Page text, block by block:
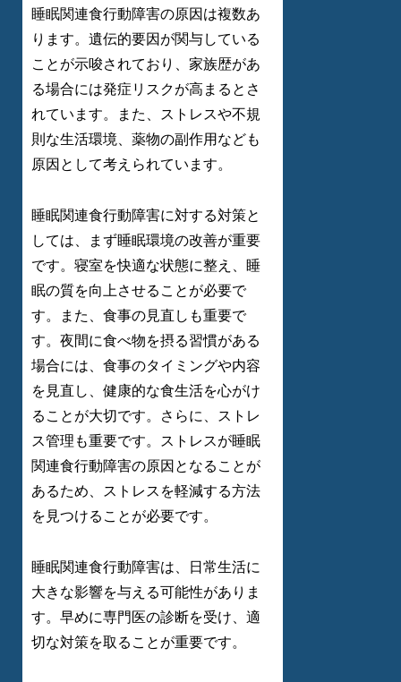
睡眠関連食行動障害の原因は複数あ
ります。遺伝的要因が関与している
ことが示唆されており、家族歴があ
る場合には発症リスクが高まるとさ
れています。また、ストレスや不規
則な生活環境、薬物の副作用なども
原因として考えられています。
睡眠関連食行動障害に対する対策と
しては、まず睡眠環境の改善が重要
です。寝室を快適な状態に整え、睡
眠の質を向上させることが必要で
す。また、食事の見直しも重要で
す。夜間に食べ物を摂る習慣がある
場合には、食事のタイミングや内容
を見直し、健康的な食生活を心がけ
ることが大切です。さらに、ストレ
ス管理も重要です。ストレスが睡眠
関連食行動障害の原因となることが
あるため、ストレスを軽減する方法
を見つけることが必要です。
睡眠関連食行動障害は、日常生活に
大きな影響を与える可能性がありま
す。早めに専門医の診断を受け、適
切な対策を取ることが重要です。